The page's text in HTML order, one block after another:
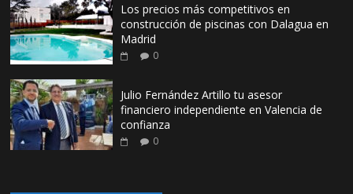
Los precios más competitivos en
construcción de piscinas con Dalagua en
Madrid
0
Julio Fernández Artillo tu asesor
financiero independiente en Valencia de
confianza
0